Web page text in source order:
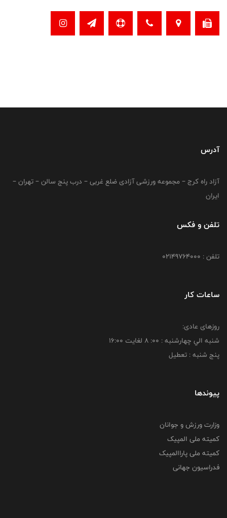
آدرس
آزاد راه کرج – مجموعه ورزشی آزادی ضلع غربی – درب پنج سالن – تهران –
ایران
تلفن و فکس
تلفن : 02149764000
ساعات کار
روزهای عادی:
شنبه الي چهارشنبه : 00: 8 لغايت 16:00
پنج شنبه : تعطیل
پیوندها
وزارت ورزش و جوانان
کمیته ملی المپیک
کمیته ملی پاراالمپیک
فدراسیون جهانی